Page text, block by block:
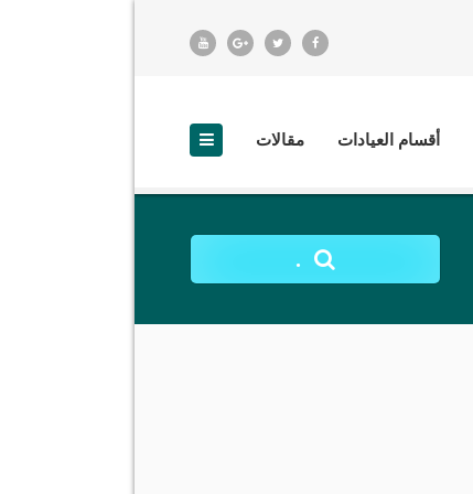
أقسام العيادات مقالات
.